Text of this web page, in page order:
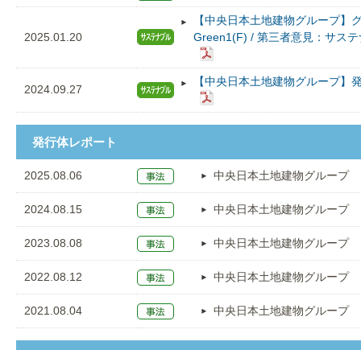
2025.01.20
【中央日本土地建物グループ
Green1(F) / 第三者意見：サス
2024.09.27
【中央日本土地建物グループ
発行体レポート
2025.08.06 中央日本土地建物グループ
2024.08.15 中央日本土地建物グループ
2023.08.08 中央日本土地建物グループ
2022.08.12 中央日本土地建物グループ
2021.08.04 中央日本土地建物グループ